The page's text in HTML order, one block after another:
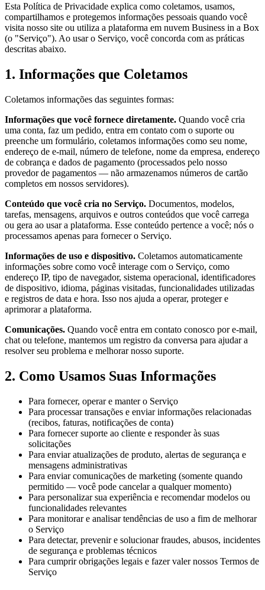
Esta Política de Privacidade explica como coletamos, usamos,
compartilhamos e protegemos informações pessoais quando você
visita nosso site ou utiliza a plataforma em nuvem Business in a Box
(o "Serviço"). Ao usar o Serviço, você concorda com as práticas
descritas abaixo.
1. Informações que Coletamos
Coletamos informações das seguintes formas:
Informações que você fornece diretamente. Quando você cria
uma conta, faz um pedido, entra em contato com o suporte ou
preenche um formulário, coletamos informações como seu nome,
endereço de e-mail, número de telefone, nome da empresa, endereço
de cobrança e dados de pagamento (processados pelo nosso
provedor de pagamentos — não armazenamos números de cartão
completos em nossos servidores).
Conteúdo que você cria no Serviço. Documentos, modelos,
tarefas, mensagens, arquivos e outros conteúdos que você carrega
ou gera ao usar a plataforma. Esse conteúdo pertence a você; nós o
processamos apenas para fornecer o Serviço.
Informações de uso e dispositivo. Coletamos automaticamente
informações sobre como você interage com o Serviço, como
endereço IP, tipo de navegador, sistema operacional, identificadores
de dispositivo, idioma, páginas visitadas, funcionalidades utilizadas
e registros de data e hora. Isso nos ajuda a operar, proteger e
aprimorar a plataforma.
Comunicações. Quando você entra em contato conosco por e-mail,
chat ou telefone, mantemos um registro da conversa para ajudar a
resolver seu problema e melhorar nosso suporte.
2. Como Usamos Suas Informações
Para fornecer, operar e manter o Serviço
Para processar transações e enviar informações relacionadas
(recibos, faturas, notificações de conta)
Para fornecer suporte ao cliente e responder às suas
solicitações
Para enviar atualizações de produto, alertas de segurança e
mensagens administrativas
Para enviar comunicações de marketing (somente quando
permitido — você pode cancelar a qualquer momento)
Para personalizar sua experiência e recomendar modelos ou
funcionalidades relevantes
Para monitorar e analisar tendências de uso a fim de melhorar
o Serviço
Para detectar, prevenir e solucionar fraudes, abusos, incidentes
de segurança e problemas técnicos
Para cumprir obrigações legais e fazer valer nossos Termos de
Serviço